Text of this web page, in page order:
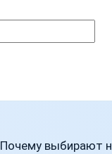
Почему выбирают